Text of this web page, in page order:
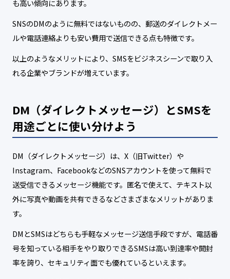
も高い傾向にあります。
SNSのDMのように無料ではないものの、郵送のダイレクトメー
ルや電話連絡よりも安い費用で送信できる点も特徴です。
以上のようなメリットにより、SMSをビジネスシーンで取り入
れる企業やブランドが増えています。
DM（ダイレクトメッセージ）とSMSを
用途ごとに使い分けよう
DM（ダイレクトメッセージ）は、X（旧Twitter）や
Instagram、FacebookなどのSNSアカウントを使って無料で
送受信できるメッセージ機能です。匿名で使えて、テキスト以
外に写真や動画を共有できるなどさまざまなメリットがありま
す。
DMとSMSはどちらも手軽なメッセージ送信手段ですが、電話番
号を知っている相手をやり取りできるSMSは高い到達率や開封
率を誇り、セキュリティ面でも優れているといえます。